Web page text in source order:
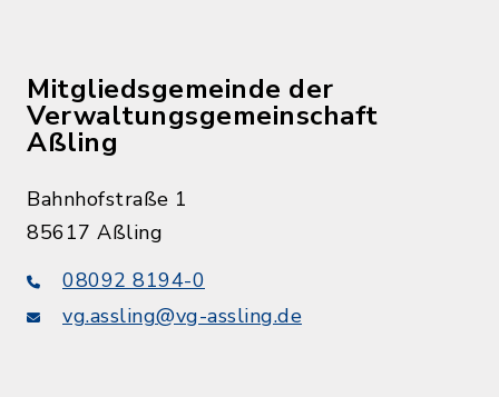
Mitgliedsgemeinde der
Verwaltungsgemeinschaft
Aßling
Bahnhofstraße 1
85617 Aßling
08092 8194-0
vg.assling@vg-assling.de